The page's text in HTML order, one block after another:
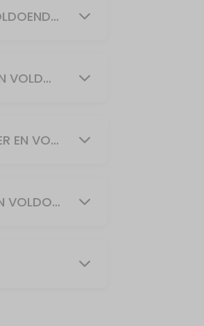
TUINLES PILATES DINSDAG 9U30:ENKEL BIJ GOED WEER EN VOLDOENDE DEELNEMERS
TUINLES PILATES DONDERDAG 9U30: ENKEL BIJ GOED WEER EN VOLDOENDE DEELNEMERS
TUINLES WOENSDAG ZUMBA+LIFT 19U30:ENKEL BIJ GOED WEER EN VOLDOENDE DEELNEMERS
TUINLES WOENSDAG PILATES 20U30:ENKEL BIJ GOED WEER EN VOLDOENDE DEELNEMERS